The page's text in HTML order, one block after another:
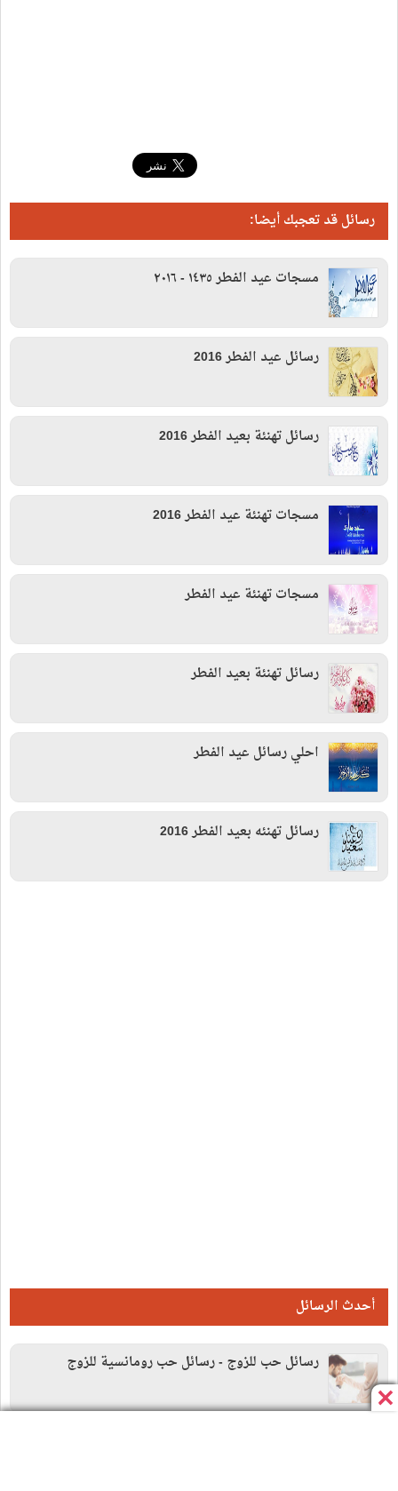
رسائل قد تعجبك أيضا:
مسجات عيد الفطر ١٤٣٥ - ٢٠١٦
رسائل عيد الفطر 2016
رسائل تهنئة بعيد الفطر 2016
مسجات تهنئة عيد الفطر 2016
مسجات تهنئة عيد الفطر
رسائل تهنئة بعيد الفطر
احلي رسائل عيد الفطر
رسائل تهنئه بعيد الفطر 2016
أحدث الرسائل
رسائل حب للزوج - رسائل حب رومانسية للزوج